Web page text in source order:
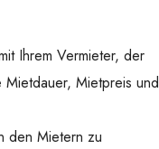
Ihrem Vermieter, der
Mietpreis und
den Mietern zu